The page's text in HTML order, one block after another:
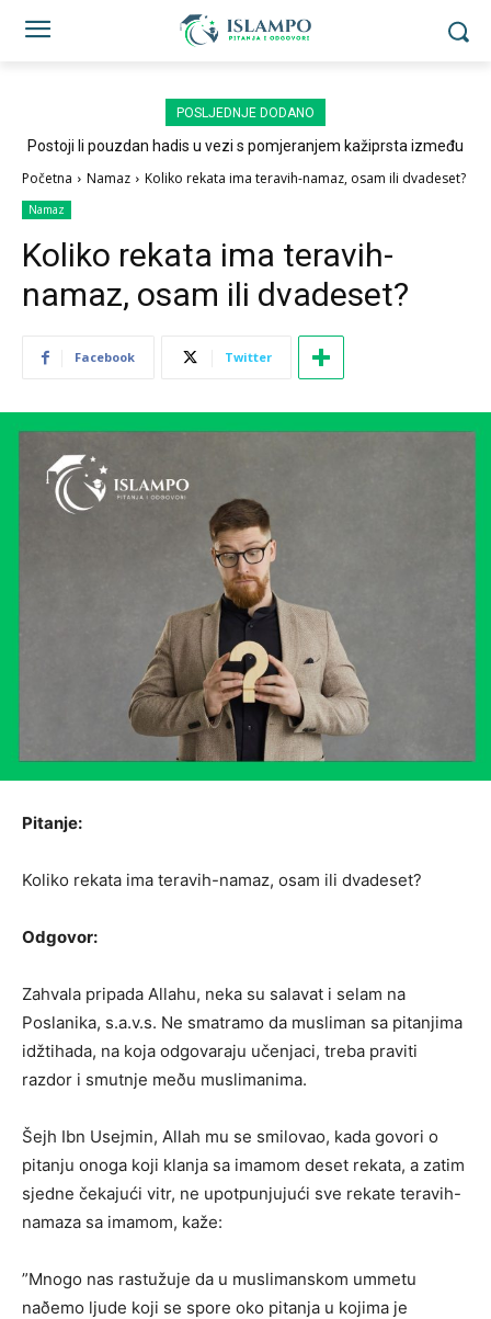
POSLJEDNJE DODANO
Postoji li pouzdan hadis u vezi s pomjeranjem kažiprsta između
Početna Namaz Koliko rekata ima teravih-namaz, osam ili dvadeset?
Namaz
Koliko rekata ima teravih-
namaz, osam ili dvadeset?
Facebook Twitter
Pitanje:
Koliko rekata ima teravih-namaz, osam ili dvadeset?
Odgovor:
Zahvala pripada Allahu, neka su salavat i selam na
Poslanika, s.a.v.s. Ne smatramo da musliman sa pitanjima
idžtihada, na koja odgovaraju učenjaci, treba praviti
razdor i smutnje meðu muslimanima.
Šejh Ibn Usejmin, Allah mu se smilovao, kada govori o
pitanju onoga koji klanja sa imamom deset rekata, a zatim
sjedne čekajući vitr, ne upotpunjujući sve rekate teravih-
namaza sa imamom, kaže:
”Mnogo nas rastužuje da u muslimanskom ummetu
naðemo ljude koji se spore oko pitanja u kojima je